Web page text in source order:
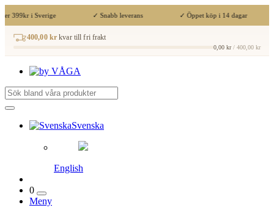
399kr i Sverige ✓ Snabb leverans ✓ Öppet köp i 14 dagar
400,00 kr kvar till fri frakt
0,00 kr/ 400,00 kr
Svenska
English
0
Meny